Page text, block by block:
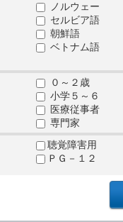
ノルウェー
セルビア語
朝鮮語
ベトナム語
０～２歳
小学５～６
医療従事者
専門家
聴覚障害用
ＰＧ－１２